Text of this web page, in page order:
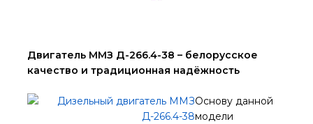
Двигатель ММЗ Д-266.4-38 – белорусское
качество и традиционная надёжность
Основу данной
модели